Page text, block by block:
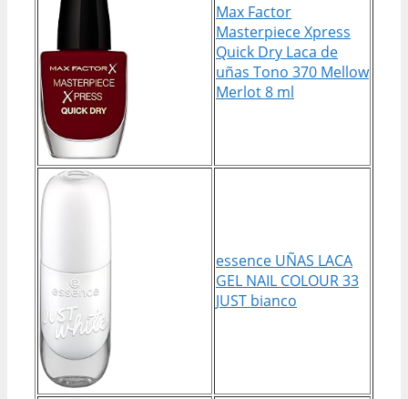
Max Factor
Masterpiece Xpress
Quick Dry Laca de
uñas Tono 370 Mellow
Merlot 8 ml
essence UÑAS LACA
GEL NAIL COLOUR 33
JUST bianco